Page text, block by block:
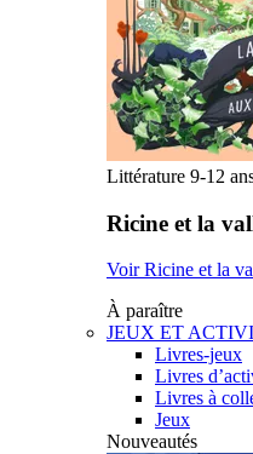
Littérature 9-12
Ricine et la
Voir Ricine et la
À paraître
JEUX ET
Livres-jeux
Livres
Livres à
Jeux
Nouveautés